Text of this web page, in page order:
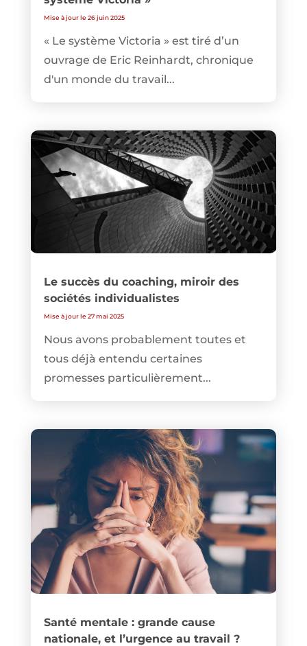
Mise à jour le 26 juin 2025
« Le système Victoria » est tiré d’un
ouvrage de Eric Reinhardt, chronique
d'un monde du travail...
Le succès du coaching, miroir des
sociétés individualistes
Mise à jour le 27 mai 2025
Nous avons probablement toutes et
tous déjà entendu certaines
promesses particulièrement...
Santé mentale : grande cause
nationale, et l’urgence au travail ?